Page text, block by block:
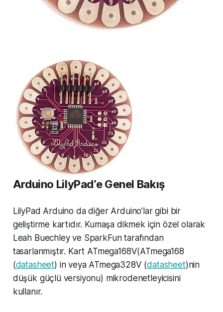
Arduino LilyPad’e Genel Bakış
LilyPad Arduino da diğer Arduino’lar gibi bir
geliştirme kartıdır. Kumaşa dikmek için özel olarak
Leah Buechley ve SparkFun tarafından
tasarlanmıştır. Kart ATmega168V(ATmega168
(datasheet) in veya ATmega328V (datasheet)nin
düşük güçlü versiyonu) mikrodenetleyicisini
kullanır.